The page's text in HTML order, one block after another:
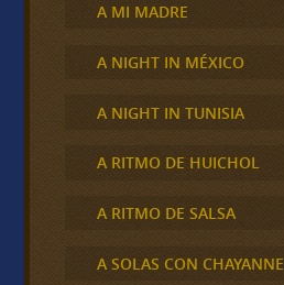
A MI MADRE
A NIGHT IN MÉXICO
A NIGHT IN TUNISIA
A RITMO DE HUICHOL
A RITMO DE SALSA
A SOLAS CON CHAYANNE